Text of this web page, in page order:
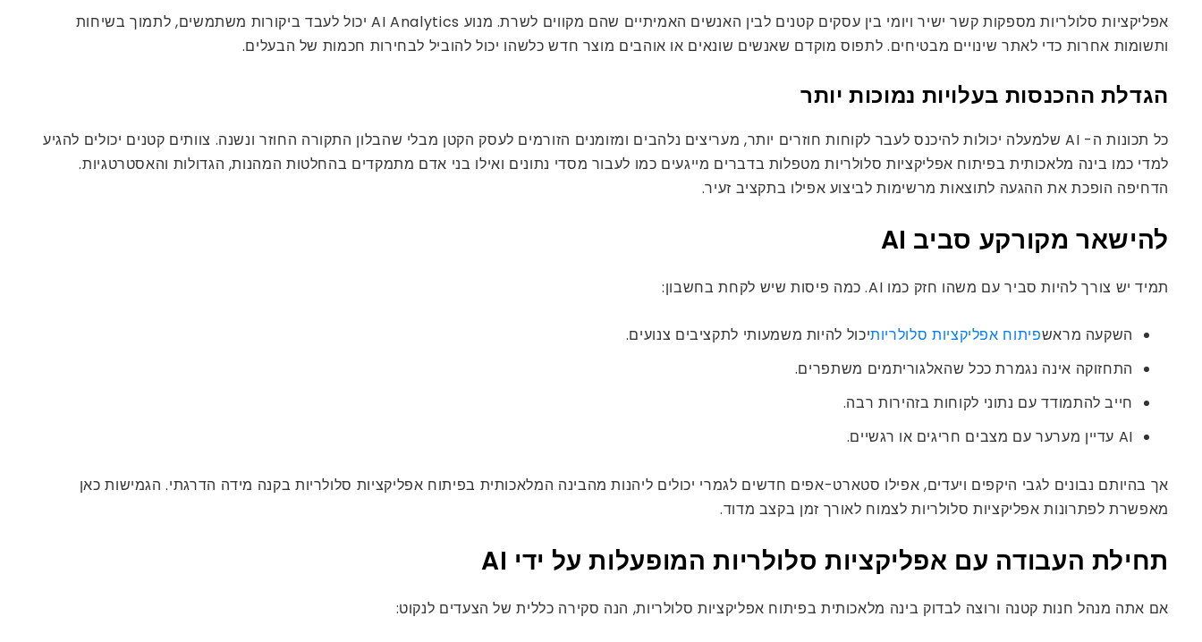
אפליקציות סלולריות מספקות קשר ישיר ויומי בין עסקים קטנים לבין האנשים האמיתיים שהם מקווים לשרת. מנוע AI Analytics יכול לעבד ביקורות משתמשים, לתמוך בשיחות
ותשומות אחרות כדי לאתר שינויים מבטיחים. לתפוס מוקדם שאנשים שונאים או אוהבים מוצר חדש כלשהו יכול להוביל לבחירות חכמות של הבעלים.
הגדלת ההכנסות בעלויות נמוכות יותר
כל תכונות ה- AI שלמעלה יכולות להיכנס לעבר לקוחות חוזרים יותר, מעריצים נלהבים ומזומנים הזורמים לעסק הקטן מבלי שהבלון התקורה החוזר ונשנה. צוותים קטנים יכולים להגיע
למדי כמו בינה מלאכותית בפיתוח אפליקציות סלולריות מטפלות בדברים מייגעים כמו לעבור מסדי נתונים ואילו בני אדם מתמקדים בהחלטות המהנות, הגדולות והאסטרטגיות.
הדחיפה הופכת את ההגעה לתוצאות מרשימות לביצוע אפילו בתקציב זעיר.
להישאר מקורקע סביב AI
תמיד יש צורך להיות סביר עם משהו חזק כמו AI. כמה פיסות שיש לקחת בחשבון:
השקעה מראשפיתוח אפליקציות סלולריותיכול להיות משמעותי לתקציבים צנועים.
התחזוקה אינה נגמרת ככל שהאלגוריתמים משתפרים.
חייב להתמודד עם נתוני לקוחות בזהירות רבה.
AI עדיין מערער עם מצבים חריגים או רגשיים.
אך בהיותם נבונים לגבי היקפים ויעדים, אפילו סטארט-אפים חדשים לגמרי יכולים ליהנות מהבינה המלאכותית בפיתוח אפליקציות סלולריות בקנה מידה הדרגתי. הגמישות כאן
מאפשרת לפתרונות אפליקציות סלולריות לצמוח לאורך זמן בקצב מדוד.
תחילת העבודה עם אפליקציות סלולריות המופעלות על ידי AI
אם אתה מנהל חנות קטנה ורוצה לבדוק בינה מלאכותית בפיתוח אפליקציות סלולריות, הנה סקירה כללית של הצעדים לנקוט: